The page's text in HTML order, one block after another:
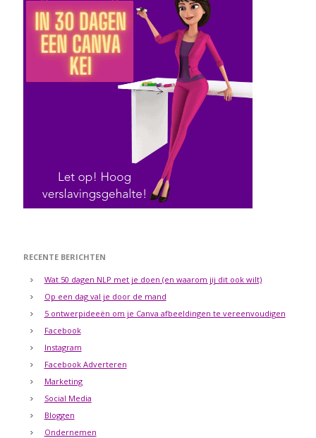
RECENTE BERICHTEN
Wat 50 dagen NLP met je doen (en waarom jij dit ook wilt)
Op een dag val je door de mand
5 ontwerpideeën om je Canva afbeeldingen te vereenvoudigen
Facebook
Instagram
Facebook Adverteren
Marketing
Social Media
Bloggen
Ondernemen